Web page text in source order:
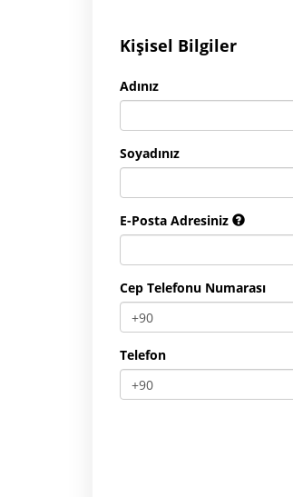
Kişisel Bilgiler
Adınız
Soyadınız
E-Posta Adresiniz
Cep Telefonu Numarası
Telefon